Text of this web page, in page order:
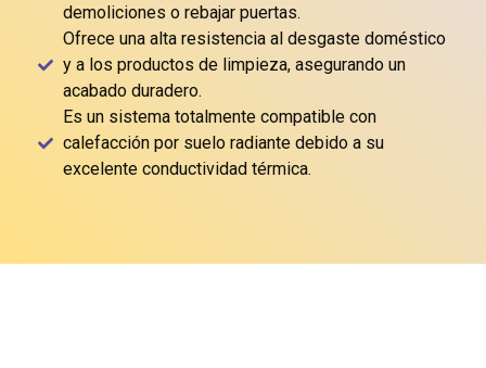
demoliciones o rebajar puertas.
Ofrece una alta resistencia al desgaste doméstico
y a los productos de limpieza, asegurando un
acabado duradero.
Es un sistema totalmente compatible con
calefacción por suelo radiante debido a su
excelente conductividad térmica.